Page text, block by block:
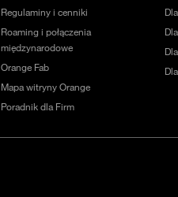
Regulaminy i cenniki
Roaming i połączenia
międzynarodowe
Orange Fab
Mapa witryny Orange
Poradnik dla Firm